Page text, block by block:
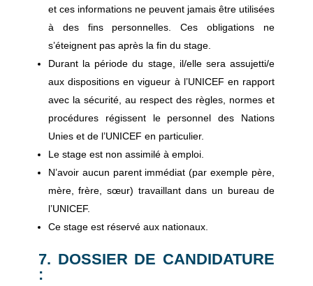
et ces informations ne peuvent jamais être utilisées
à des fins personnelles. Ces obligations ne
s’éteignent pas après la fin du stage.
Durant la période du stage, il/elle sera assujetti/e
aux dispositions en vigueur à l’UNICEF en rapport
avec la sécurité, au respect des règles, normes et
procédures régissent le personnel des Nations
Unies et de l’UNICEF en particulier.
Le stage est non assimilé à emploi.
N’avoir aucun parent immédiat (par exemple père,
mère, frère, sœur) travaillant dans un bureau de
l’UNICEF.
Ce stage est réservé aux nationaux.
7. DOSSIER DE CANDIDATURE
: